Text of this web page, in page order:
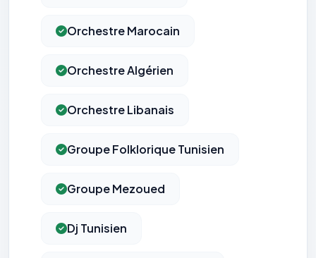
Orchestre Marocain
Orchestre Algérien
Orchestre Libanais
Groupe Folklorique Tunisien
Groupe Mezoued
Dj Tunisien